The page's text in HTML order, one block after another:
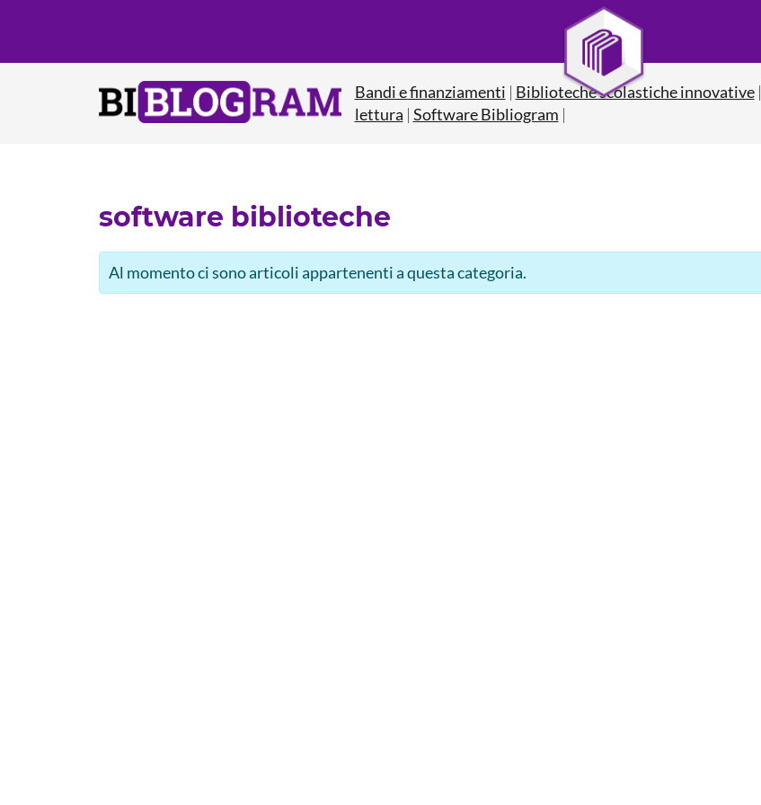
Bandi e finanziamenti | Biblioteche scolastiche innovative|
lettura | Software Bibliogram |
software biblioteche
Al momento ci sono articoli appartenenti a questa categoria.